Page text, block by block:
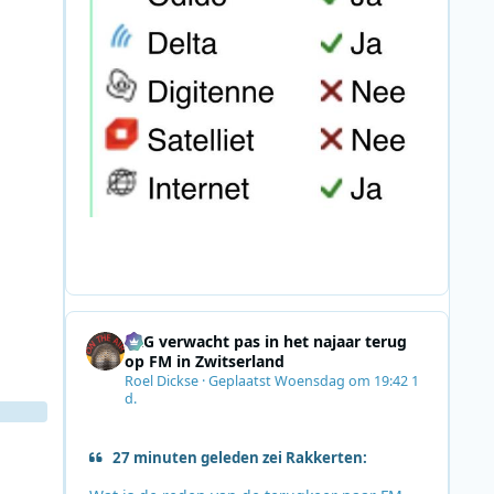
SRG verwacht pas in het najaar terug
op FM in Zwitserland
Roel Dickse·GeplaatstWoensdag om 19:42 1
d.
27 minuten geleden zei Rakkerten: